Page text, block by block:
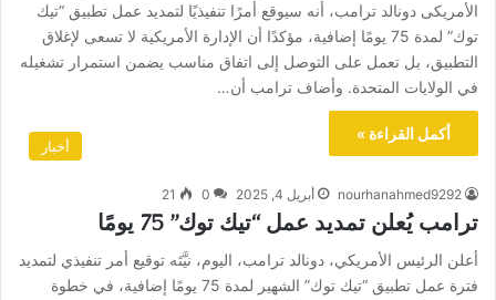
الأمريكى دونالد ترامب، أنه سيوقع أمرًا تنفيذيًا لتمديد عمل تطبيق “تيك
توك” لمدة 75 يومًا إضافية، مؤكدًا أن الإدارة الأمريكية لا تسعى لإغلاق
التطبيق، بل تعمل على التوصل إلى اتفاق مناسب يضمن استمرار تشغيله
في الولايات المتحدة. وأضاف ترامب أن…
أكمل القراءة »
أخبار
nourhanahmed9292 أبريل 4, 2025 0
21
ترامب يُعلن تمديد عمل “تيك توك” 75 يومًا
أعلن الرئيس الأمريكي، دونالد ترامب، اليوم، نيَّتَه توقيع أمر تنفيذي لتمديد
فترة عمل تطبيق “تيك توك” الشهير لمدة 75 يومًا إضافية، في خطوة